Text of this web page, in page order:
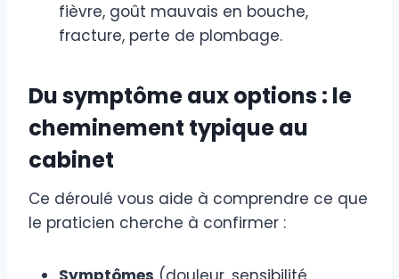
fièvre, goût mauvais en bouche,
fracture, perte de plombage.
Du symptôme aux options : le
cheminement typique au
cabinet
Ce déroulé vous aide à comprendre ce que
le praticien cherche à confirmer :